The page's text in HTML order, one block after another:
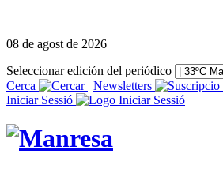
08 de agost de 2026
Seleccionar edición del periódico
Cerca
| Newsletters
Iniciar Sessió